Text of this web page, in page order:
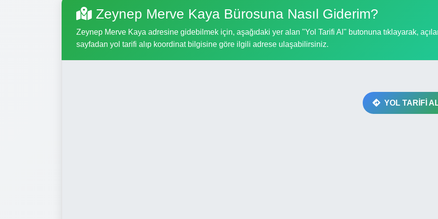
Zeynep Merve Kaya Bürosuna Nasıl Giderim?
Zeynep Merve Kaya adresine gidebilmek için, aşağıdaki yer alan "Yol Tarifi Al" butonuna tıklayarak,
sayfadan yol tarifi alıp koordinat bilgisine göre ilgili adrese ulaşabilirsiniz.
YOL TARİFİ